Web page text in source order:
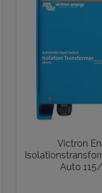
Victron
Auto